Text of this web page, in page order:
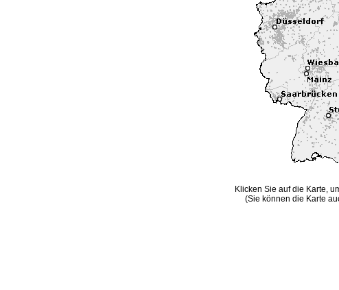
Klicken Sie auf die Karte,
(Sie können die Karte